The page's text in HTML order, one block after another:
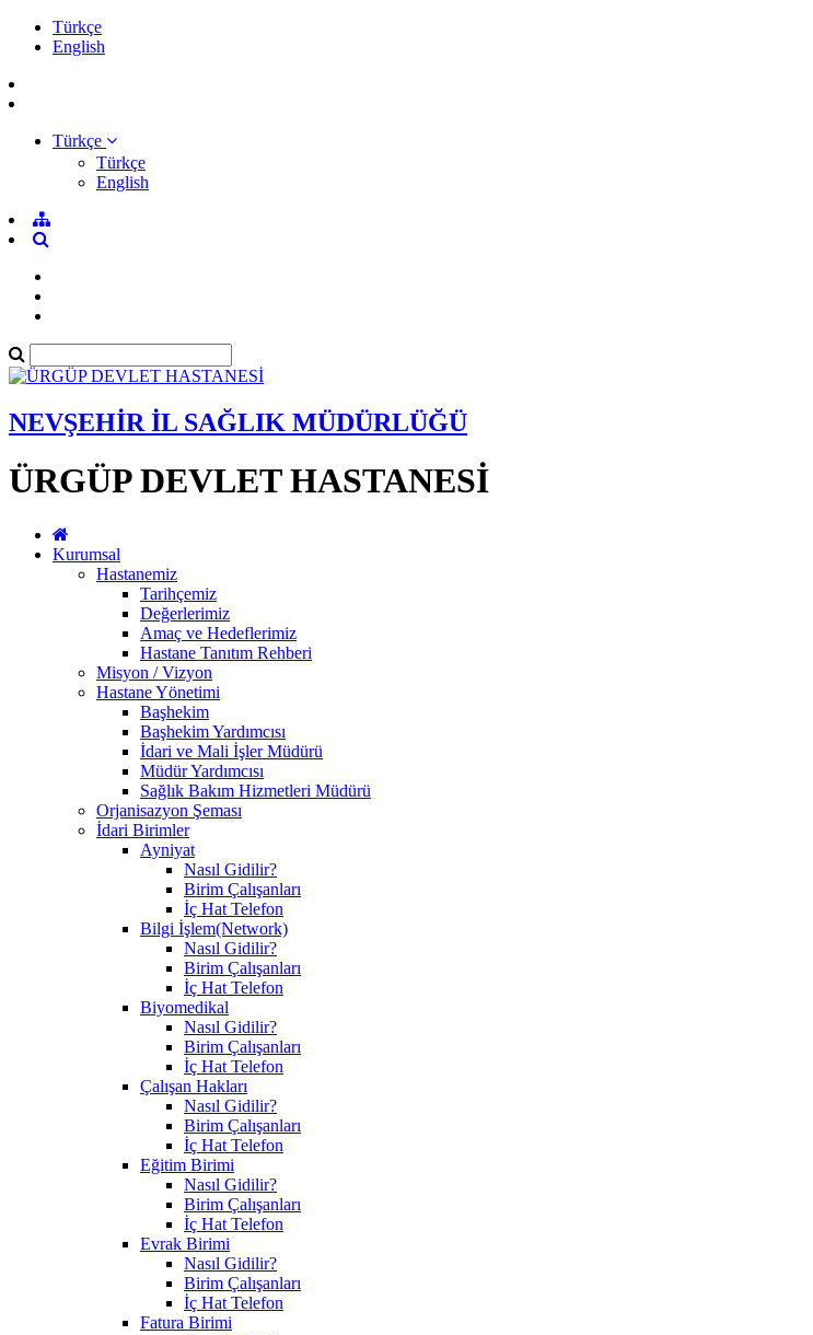
Türkçe
English
Türkçe
Türkçe
English
NEVŞEHİR İL SAĞLIK MÜDÜRLÜĞÜ
ÜRGÜP DEVLET HASTANESİ
Kurumsal
Hastanemiz
Tarihçemiz
Değerlerimiz
Amaç ve Hedeflerimiz
Hastane Tanıtım Rehberi
Misyon / Vizyon
Hastane Yönetimi
Başhekim
Başhekim Yardımcısı
İdari ve Mali İşler Müdürü
Müdür Yardımcısı
Sağlık Bakım Hizmetleri Müdürü
Orjanisazyon Şeması
İdari Birimler
Ayniyat
Nasıl Gidilir?
Birim Çalışanları
İç Hat Telefon
Bilgi İşlem(Network)
Nasıl Gidilir?
Birim Çalışanları
İç Hat Telefon
Biyomedikal
Nasıl Gidilir?
Birim Çalışanları
İç Hat Telefon
Çalışan Hakları
Nasıl Gidilir?
Birim Çalışanları
İç Hat Telefon
Eğitim Birimi
Nasıl Gidilir?
Birim Çalışanları
İç Hat Telefon
Evrak Birimi
Nasıl Gidilir?
Birim Çalışanları
İç Hat Telefon
Fatura Birimi